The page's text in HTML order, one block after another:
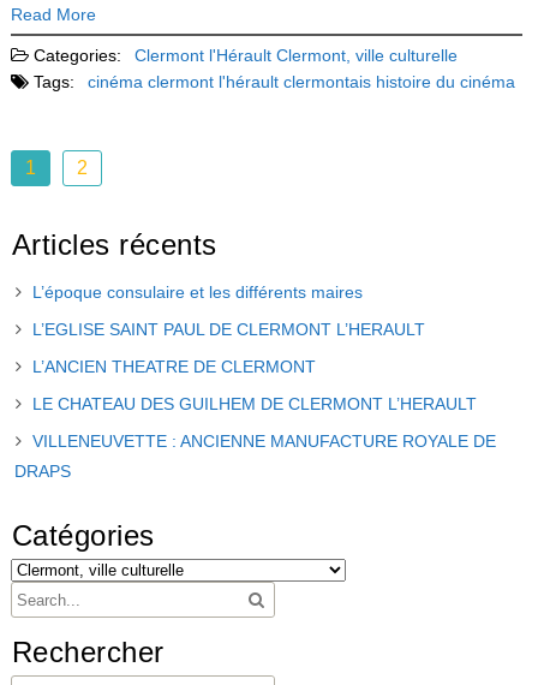
Read More
Categories: Clermont l'Hérault Clermont, ville culturelle
Tags:
cinéma clermont l'hérault clermontais histoire du cinéma
1 2
Articles récents
L’époque consulaire et les différents maires
L’EGLISE SAINT PAUL DE CLERMONT L’HERAULT
L’ANCIEN THEATRE DE CLERMONT
LE CHATEAU DES GUILHEM DE CLERMONT L’HERAULT
VILLENEUVETTE : ANCIENNE MANUFACTURE ROYALE DE
DRAPS
Catégories
Rechercher